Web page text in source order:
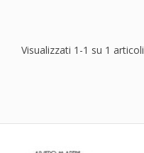
Visualizzati 1-1 su 1 articoli